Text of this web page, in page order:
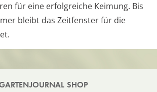
für eine erfolgreiche Keimung. Bis
bleibt das Zeitfenster für die
SHOP